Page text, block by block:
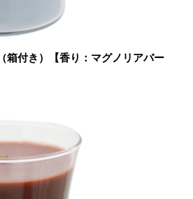
付き）【香り：マグノリアバー